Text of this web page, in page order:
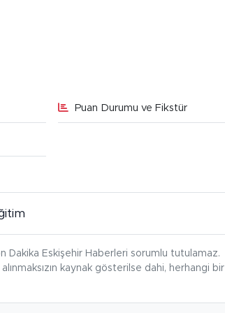
Puan Durumu ve Fikstür
Dakika Eskişehir Haberleri sorumlu tutulamaz.
kaynak gösterilse dahi, herhangi bir